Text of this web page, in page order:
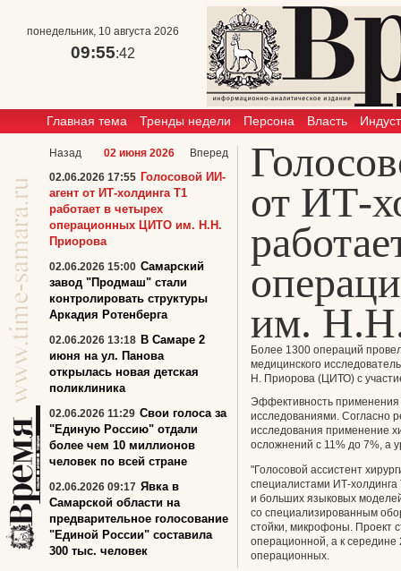
понедельник, 10 августа 2026
09:55:43
Главная тема Тренды недели Персона Власть
от ИТ-
им.
Более 1300 операций
медицинского
Н. Приорова (ЦИТО) с
Эффективность применения
исследованиями. Согласно
исследования применение
осложнений с 11% до 7%, а
"Голосовой ассистент
специалистами ИТ-холдинга
и больших языковых
со специализированным
стойки, микрофоны. Проект
операционной, а к
операционных.
Назад 02 июня 2026
Вперед
02.06.2026 17:55 Голосовой ИИ-
агент от ИТ-холдинга Т1
работает в четырех
операционных ЦИТО им. Н.Н.
Приорова
02.06.2026 15:00 Самарский
завод "Продмаш" стали
контролировать структуры
Аркадия Ротенберга
02.06.2026 13:18 В Самаре 2
июня на ул. Панова
открылась новая детская
поликлиника
02.06.2026 11:29 Свои голоса за
"Единую Россию" отдали
более чем 10 миллионов
человек по всей стране
02.06.2026 09:17 Явка в
Самарской области на
предварительное голосование
"Единой России" составила
300 тыс. человек